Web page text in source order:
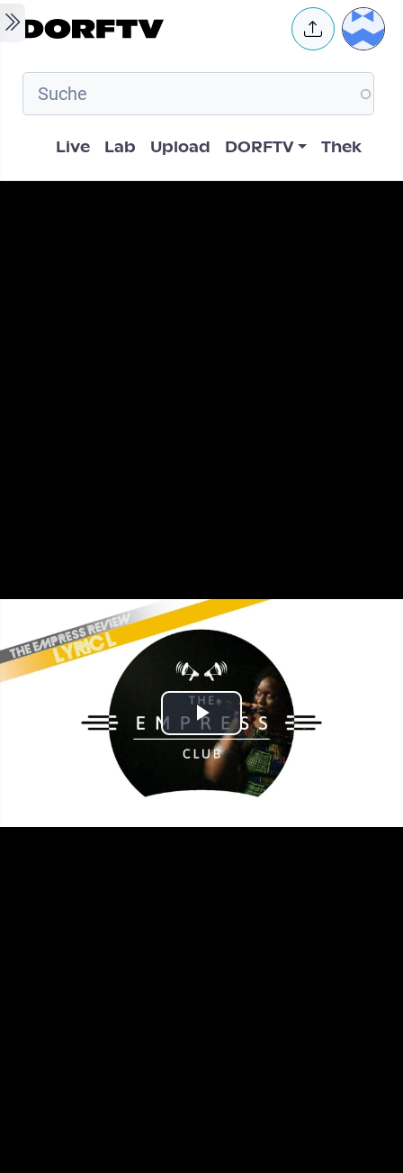
Skip to main content User
Hauptnavigation
Live Lab Upload DORFTV Thek
Play
Video